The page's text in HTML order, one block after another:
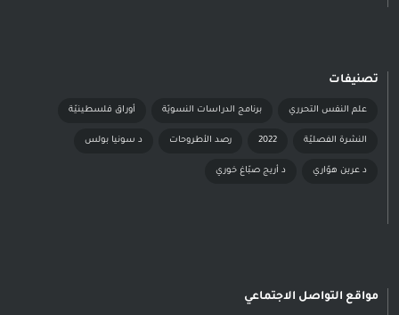
تصنيفات
علم النفس التحرري برنامج الدراسات النسويّة أوراق فلسطينيّة
النشرة الفصليّة 2022 رصد الأطروحات د سونيا بولس
د عرين هوّاري د أريج صبّاغ خوري
مواقع التواصل الاجتماعي